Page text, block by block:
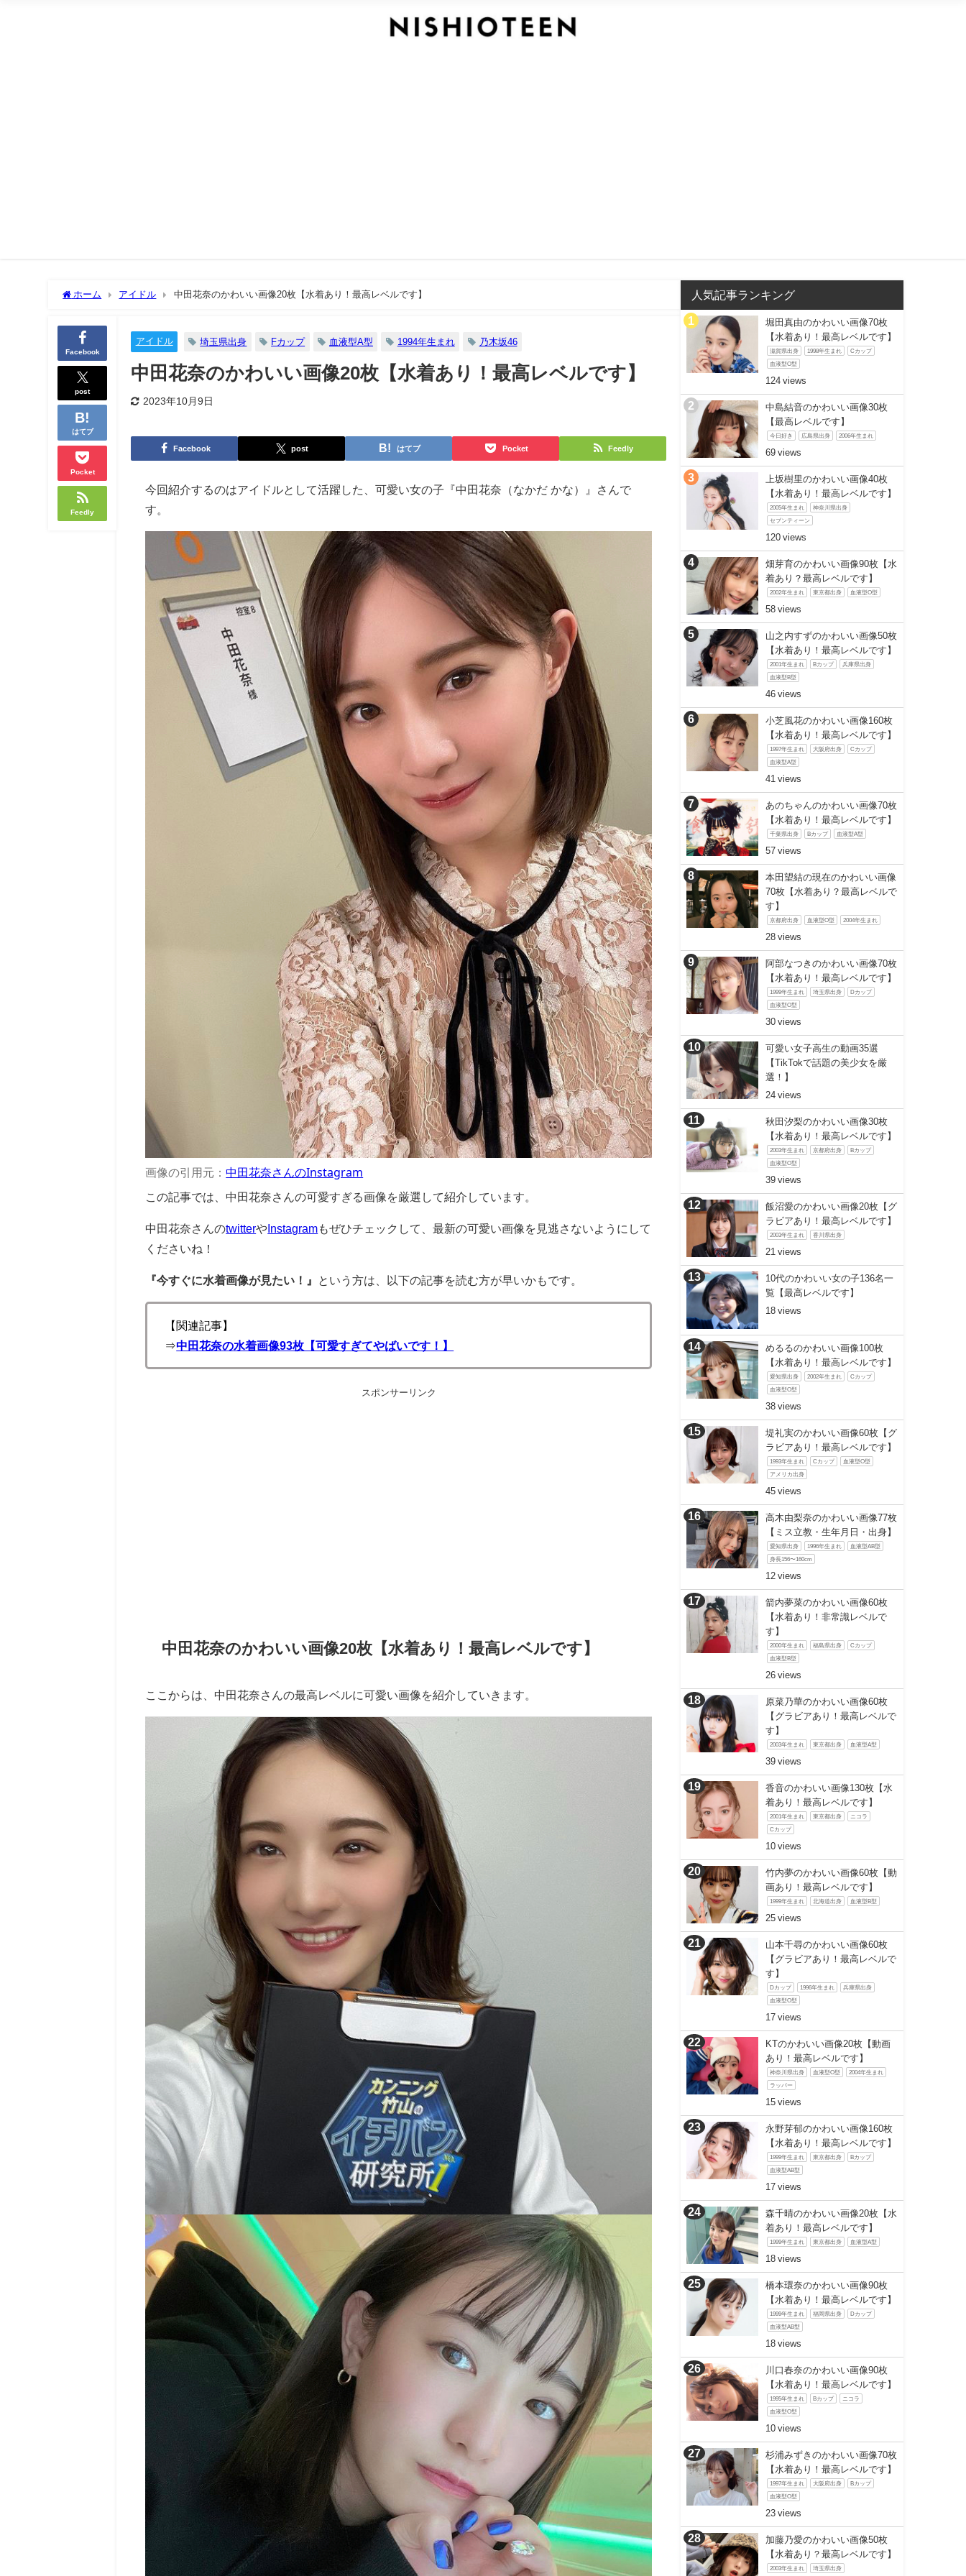
ホーム アイドル 中田花奈のかわいい画像20枚【水着あり！最高レベルです】
Facebook
post
はてブ
Pocket
Feedly
アイドル 埼玉県出身 Fカップ 血液型A型 1994年生まれ 乃木坂46
中田花奈のかわいい画像20枚【水着あり！最高レベルです】
2023年10月9日
Facebook post はてブ Pocket Feedly
今回紹介するのはアイドルとして活躍した、可愛い女の子『中田花奈（なかだ かな）』さんで
す。
画像の引用元：中田花奈さんのInstagram
この記事では、中田花奈さんの可愛すぎる画像を厳選して紹介しています。
中田花奈さんのtwitterや Instagramもぜひチェックして、最新の可愛い画像を見逃さないようにして
くださいね！
『今すぐに水着画像が見たい！』 という方は、以下の記事を読む方が早いかもです。
【関連記事】
⇒中田花奈の水着画像93枚【可愛すぎてやばいです！】
スポンサーリンク
中田花奈のかわいい画像20枚【水着あり！最高レベルです】
ここからは、中田花奈さんの最高レベルに可愛い画像を紹介していきます。
人気記事ランキング
堀田真由のかわいい画像70枚
【水着あり！最高レベルです】
滋賀県出身 1998年生まれ Cカップ
血液型O型
124
中島結音のかわいい画像30枚
【最高レベルです】
今日好き 広島県出身 2006年生まれ
69
上坂樹里のかわいい画像40枚
【水着あり！最高レベルです】
2005年生まれ 神奈川県出身
セブンティーン
120
畑芽育のかわいい画像90枚【水
着あり？最高レベルです】
2002年生まれ 東京都出身 血液型O型
58
山之内すずのかわいい画像50枚
【水着あり！最高レベルです】
2001年生まれ Bカップ 兵庫県出身
血液型B型
46
小芝風花のかわいい画像160枚
【水着あり！最高レベルです】
1997年生まれ 大阪府出身 Cカップ
血液型A型
41
あのちゃんのかわいい画像70枚
【水着あり！最高レベルです】
千葉県出身 Bカップ 血液型A型
57
本田望結の現在のかわいい画像
70枚【水着あり？最高レベルで
す】
京都府出身 血液型O型 2004年生まれ
28
阿部なつきのかわいい画像70枚
【水着あり！最高レベルです】
1999年生まれ 埼玉県出身 Dカップ
血液型O型
30
可愛い女子高生の動画35選
【TikTokで話題の美少女を厳
選！】
24
秋田汐梨のかわいい画像30枚
【水着あり！最高レベルです】
2003年生まれ 京都府出身 Bカップ
血液型O型
39
飯沼愛のかわいい画像20枚【グ
ラビアあり！最高レベルです】
2003年生まれ 香川県出身
21
10代のかわいい女の子136名一
覧【最高レベルです】
18
めるるのかわいい画像100枚
【水着あり！最高レベルです】
愛知県出身 2002年生まれ Cカップ
血液型O型
38
堤礼実のかわいい画像60枚【グ
ラビアあり！最高レベルです】
1993年生まれ Cカップ 血液型O型
アメリカ出身
45
高木由梨奈のかわいい画像77枚
【ミス立教・生年月日・出身】
愛知県出身 1996年生まれ 血液型AB型
身長156〜160cm
12
箭内夢菜のかわいい画像60枚
【水着あり！非常識レベルで
す】
2000年生まれ 福島県出身 Cカップ
血液型B型
26
原菜乃華のかわいい画像60枚
【グラビアあり！最高レベルで
す】
2003年生まれ 東京都出身 血液型A型
39
香音のかわいい画像130枚【水
着あり！最高レベルです】
2001年生まれ 東京都出身 ニコラ
Cカップ
10
竹内夢のかわいい画像60枚【動
画あり！最高レベルです】
1999年生まれ 北海道出身 血液型B型
25
山本千尋のかわいい画像60枚
【グラビアあり！最高レベルで
す】
Dカップ 1996年生まれ 兵庫県出身
血液型O型
17
KTのかわいい画像20枚【動画
あり！最高レベルです】
神奈川県出身 血液型O型 2004年生まれ
ラッパー
15
永野芽郁のかわいい画像160枚
【水着あり！最高レベルです】
1999年生まれ 東京都出身 Bカップ
血液型AB型
17
森千晴のかわいい画像20枚【水
着あり！最高レベルです】
1999年生まれ 東京都出身 血液型A型
18
橋本環奈のかわいい画像90枚
【水着あり！最高レベルです】
1999年生まれ 福岡県出身 Dカップ
血液型AB型
18
川口春奈のかわいい画像90枚
【水着あり！最高レベルです】
1995年生まれ Bカップ ニコラ
血液型O型
10
杉浦みずきのかわいい画像70枚
【水着あり！最高レベルです】
1997年生まれ 大阪府出身 Bカップ
血液型O型
23
加藤乃愛のかわいい画像50枚
【水着あり？最高レベルです】
2003年生まれ 埼玉県出身